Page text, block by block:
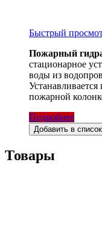
Быстрый
Пожарный
стационарное
воды из
пожарной
Подробнее
Добавить в
Товары